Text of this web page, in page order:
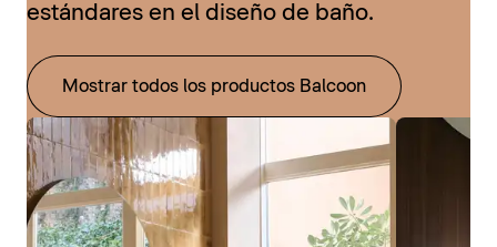
estándares en el diseño de baño.
Mostrar todos los productos Balcoon